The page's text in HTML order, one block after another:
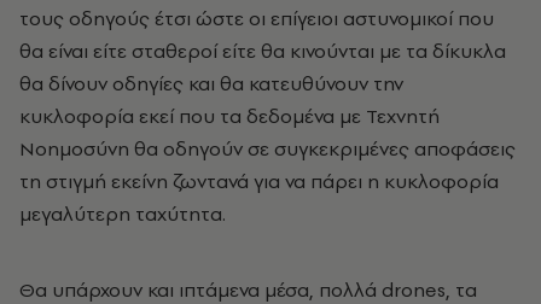
τους οδηγούς έτσι ώστε οι επίγειοι αστυνομικοί που
θα είναι είτε σταθεροί είτε θα κινούνται με τα δίκυκλα
θα δίνουν οδηγίες και θα κατευθύνουν την
κυκλοφορία εκεί που τα δεδομένα με Τεχνητή
Νοημοσύνη θα οδηγούν σε συγκεκριμένες αποφάσεις
τη στιγμή εκείνη ζωντανά για να πάρει η κυκλοφορία
μεγαλύτερη ταχύτητα.
Θα υπάρχουν και ιπτάμενα μέσα, πολλά drones, τα